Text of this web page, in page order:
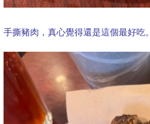
手撕豬肉，真心覺得還是這個最好吃。